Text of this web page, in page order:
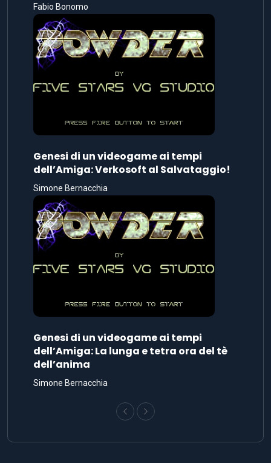
Fabio Bonomo
Genesi di un videogame ai tempi
dell’Amiga: Verkosoft al Salvataggio!
Simone Bernacchia
Genesi di un videogame ai tempi
dell’Amiga: La lunga e tetra ora del tè
dell’anima
Simone Bernacchia